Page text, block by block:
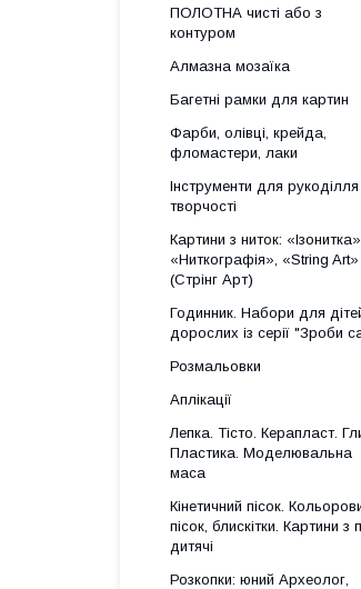
ПОЛОТНА чисті або з
контуром
Алмазна мозаїка
Багетні рамки для картин
Фарби, олівці, крейда,
фломастери, лаки
Інструменти для рукоділля
творчості
Картини з ниток:
«Ниткографія», «String Art»
(Стрінг Арт)
Годинник. Набори для
дорослих із серії "Зроби
Розмальовки
Аплікації
Лепка. Тісто. Керапласт.
Пластика. Моделювальна
маса
Кінетичний пісок.
пісок, блискітки. Картини з
дитячі
Розкопки: юний Археолог,